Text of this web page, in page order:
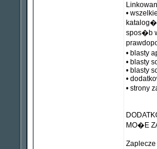
•
spos�b
• blasty
• blasty
• blasty
•
• strony
MO�E